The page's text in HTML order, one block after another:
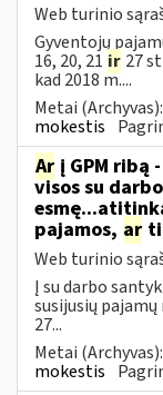
Web turinio
Gyventojų
16, 20, 21 ir 27
kad 2018 m....
Metai (Archyvas):
mokestis
Ar į GPM ribą
visos su
pajamos, ar
Web turinio
Į su darbo
susijusių pajamų
27...
Metai (Archyvas):
mokestis